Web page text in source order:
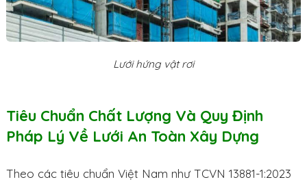
Lưới hứng vật rơi
Tiêu Chuẩn Chất Lượng Và Quy Định
Pháp Lý Về Lưới An Toàn Xây Dựng
Theo các tiêu chuẩn Việt Nam như TCVN 13881-1:2023